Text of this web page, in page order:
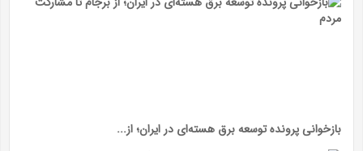
بازخوانی پرونده توسعه برق هسته‌ای در ایران؛ از...